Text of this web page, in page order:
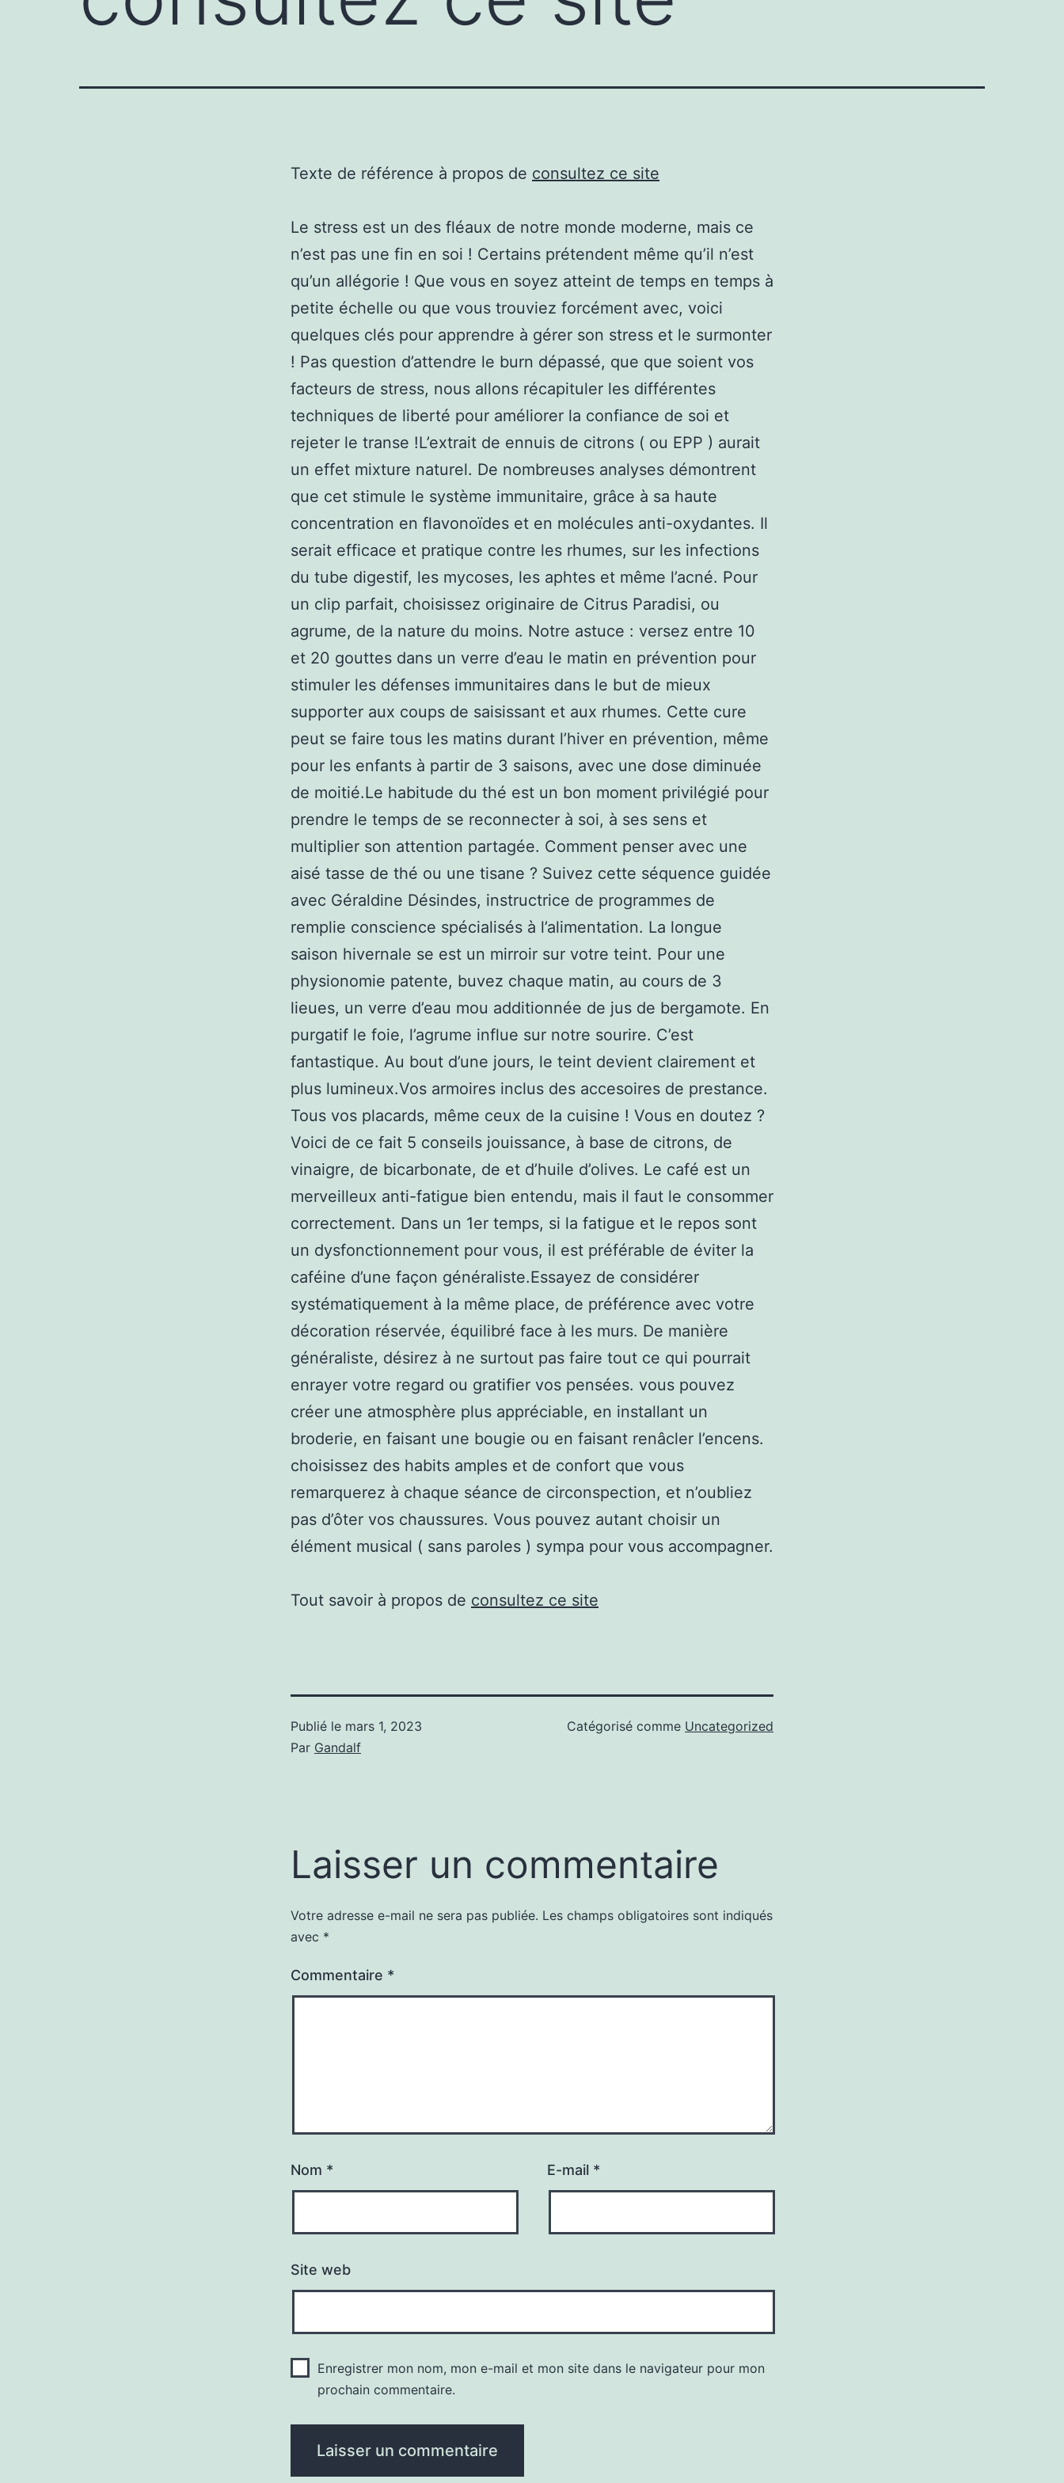
Texte de référence à propos de consultez ce site
Le stress est un des fléaux de notre monde moderne, mais ce
n’est pas une fin en soi ! Certains prétendent même qu’il n’est
qu’un allégorie ! Que vous en soyez atteint de temps en temps à
petite échelle ou que vous trouviez forcément avec, voici
quelques clés pour apprendre à gérer son stress et le surmonter
! Pas question d’attendre le burn dépassé, que que soient vos
facteurs de stress, nous allons récapituler les différentes
techniques de liberté pour améliorer la confiance de soi et
rejeter le transe !L’extrait de ennuis de citrons ( ou EPP ) aurait
un effet mixture naturel. De nombreuses analyses démontrent
que cet stimule le système immunitaire, grâce à sa haute
concentration en flavonoïdes et en molécules anti-oxydantes. Il
serait efficace et pratique contre les rhumes, sur les infections
du tube digestif, les mycoses, les aphtes et même l’acné. Pour
un clip parfait, choisissez originaire de Citrus Paradisi, ou
agrume, de la nature du moins. Notre astuce : versez entre 10
et 20 gouttes dans un verre d’eau le matin en prévention pour
stimuler les défenses immunitaires dans le but de mieux
supporter aux coups de saisissant et aux rhumes. Cette cure
peut se faire tous les matins durant l’hiver en prévention, même
pour les enfants à partir de 3 saisons, avec une dose diminuée
de moitié.Le habitude du thé est un bon moment privilégié pour
prendre le temps de se reconnecter à soi, à ses sens et
multiplier son attention partagée. Comment penser avec une
aisé tasse de thé ou une tisane ? Suivez cette séquence guidée
avec Géraldine Désindes, instructrice de programmes de
remplie conscience spécialisés à l’alimentation. La longue
saison hivernale se est un mirroir sur votre teint. Pour une
physionomie patente, buvez chaque matin, au cours de 3
lieues, un verre d’eau mou additionnée de jus de bergamote. En
purgatif le foie, l’agrume influe sur notre sourire. C’est
fantastique. Au bout d’une jours, le teint devient clairement et
plus lumineux.Vos armoires inclus des accesoires de prestance.
Tous vos placards, même ceux de la cuisine ! Vous en doutez ?
Voici de ce fait 5 conseils jouissance, à base de citrons, de
vinaigre, de bicarbonate, de et d’huile d’olives. Le café est un
merveilleux anti-fatigue bien entendu, mais il faut le consommer
correctement. Dans un 1er temps, si la fatigue et le repos sont
un dysfonctionnement pour vous, il est préférable de éviter la
caféine d’une façon généraliste.Essayez de considérer
systématiquement à la même place, de préférence avec votre
décoration réservée, équilibré face à les murs. De manière
généraliste, désirez à ne surtout pas faire tout ce qui pourrait
enrayer votre regard ou gratifier vos pensées. vous pouvez
créer une atmosphère plus appréciable, en installant un
broderie, en faisant une bougie ou en faisant renâcler l’encens.
choisissez des habits amples et de confort que vous
remarquerez à chaque séance de circonspection, et n’oubliez
pas d’ôter vos chaussures. Vous pouvez autant choisir un
élément musical ( sans paroles ) sympa pour vous accompagner.
Tout savoir à propos de consultez ce site
Publié le mars 1, 2023
Par Gandalf
Catégorisé comme Uncategorized
Laisser un commentaire
Votre adresse e-mail ne sera pas publiée. Les champs obligatoires sont indiqués
avec *
Commentaire *
Nom * E-mail *
Site web
Enregistrer mon nom, mon e-mail et mon site dans le navigateur pour mon
prochain commentaire.